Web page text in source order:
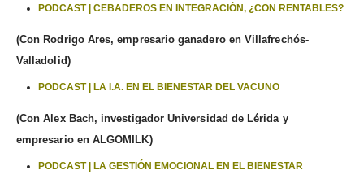
PODCAST | CEBADEROS EN INTEGRACIÓN, ¿CON RENTABLES?
(Con Rodrigo Ares, empresario ganadero en Villafrechós-
Valladolid)
PODCAST | LA I.A. EN EL BIENESTAR DEL VACUNO
(Con Alex Bach, investigador Universidad de Lérida y
empresario en ALGOMILK)
PODCAST | LA GESTIÓN EMOCIONAL EN EL BIENESTAR